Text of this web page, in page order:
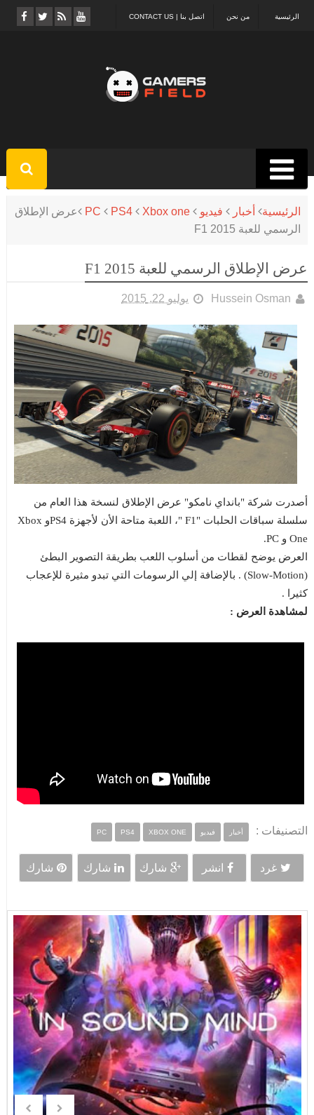
اتصل بنا | CONTACT US من نحن الرئيسية
الرئيسية أخبار فيديو PC PS4 Xbox one
عرض الإطلاق
الرسمي للعبة F1 2015
عرض الإطلاق الرسمي للعبة F1 2015
Hussein Osman يوليو 22, 2015
أصدرت شركة "بانداي نامكو" عرض الإطلاق لنسخة هذا العام من
سلسلة سباقات الحلبات "F1 "، اللعبة متاحة الأن لأجهزة PS4و Xbox
One و PC.
العرض يوضح لقطات من أسلوب اللعب بطريقة التصوير البطئ
(Slow-Motion) . بالإضافة إلي الرسومات التي تبدو مثيرة للإعجاب
كثيرا .
لمشاهدة العرض :
التصنيفات : أخبار فيديو PC PS4 XBOX ONE
غرد انشر شارك شارك شارك